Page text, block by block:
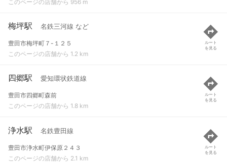
このページの店舗から 956 m
梅坪駅 名鉄三河線 など
豊田市梅坪町７-１２５
このページの店舗から 1.2 km
ルート
を見る
四郷駅 愛知環状鉄道線
豊田市四郷町森前
このページの店舗から 1.8 km
ルート
を見る
浄水駅 名鉄豊田線
豊田市浄水町伊保原２４３
このページの店舗から 2.1 km
ルート
を見る